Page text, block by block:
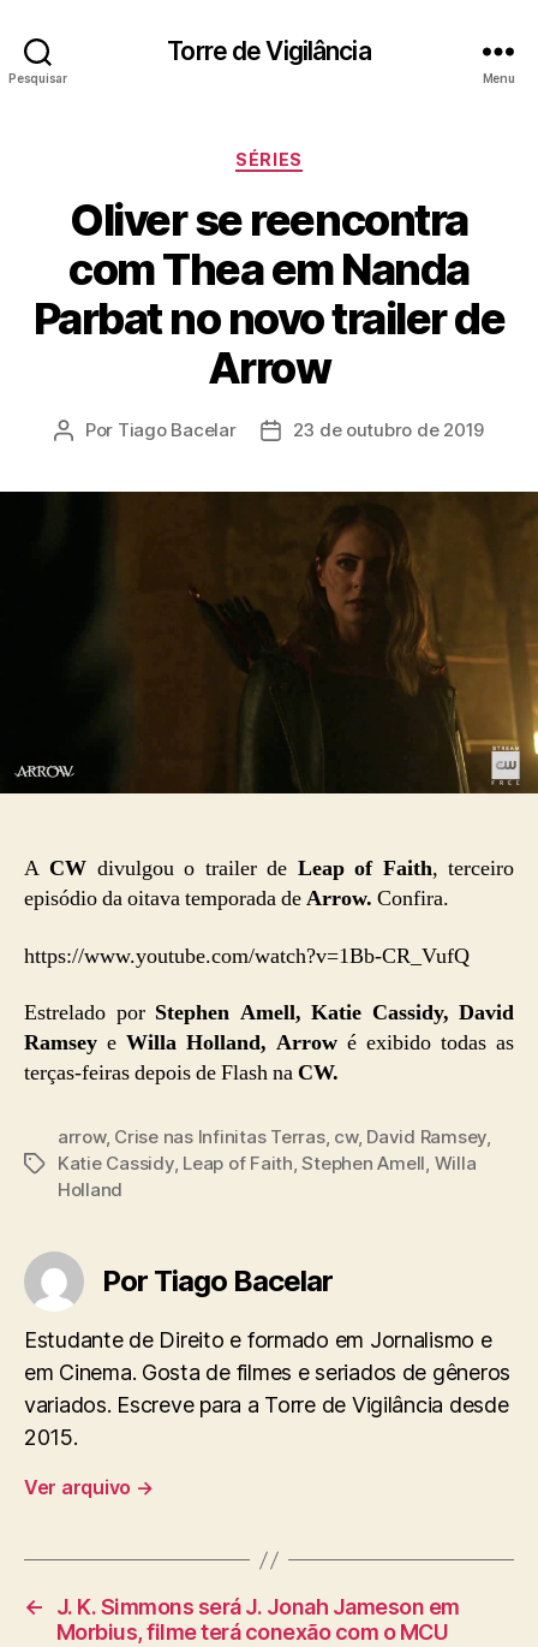
Pesquisar
Torre de Vigilância
Menu
Categorias
SÉRIES
Oliver se reencontra
com Thea em Nanda
Parbat no novo trailer de
Arrow
Autor
Por Tiago Bacelar
Data23 de outubro de 2019
A CW divulgou o trailer de Leap of Faith, terceiro
episódio da oitava temporada deArrow. Confira.
https://www.youtube.com/watch?v=1Bb-CR_VufQ
Estrelado por Stephen Amell, Katie Cassidy, David
Ramsey e Willa Holland, Arrow é exibido todas as
terças-feiras depois de Flash na CW.
Tags
arrow, Crise nas Infinitas Terras, cw, David Ramsey,
Katie Cassidy, Leap of Faith,Stephen Amell, Willa
Holland
Por Tiago Bacelar
Estudante de Direito e formado em Jornalismo e
em Cinema. Gosta de filmes e seriados de gêneros
variados. Escreve para a Torre de Vigilância desde
2015.
Ver arquivo →
←
J. K. Simmons será J. Jonah Jameson em
Morbius, filme terá conexão com o MCU